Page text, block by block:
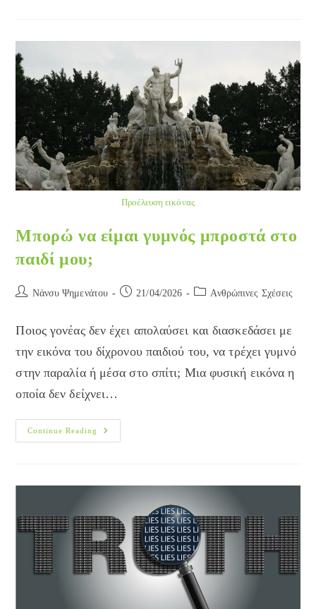
Προέλευση εικόνας
Μπορώ να είμαι γυμνός μπροστά στο
παιδί μου;
Post Νάνσυ Ψημενάτου
Post 21/04/2026
Post Ανθρώπινες Σχέσεις
Ποιος γονέας δεν έχει απολαύσει και διασκεδάσει με
την εικόνα του δίχρονου παιδιού του, να τρέχει γυμνό
στην παραλία ή μέσα στο σπίτι; Μια φυσική εικόνα η
οποία δεν δείχνει…
Continue Reading
Μπορώ
Να